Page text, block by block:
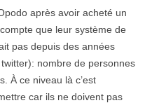
après avoir acheté un
que leur système de
pas depuis des années
nombre de personnes
À ce niveau là c’est
car ils ne doivent pas